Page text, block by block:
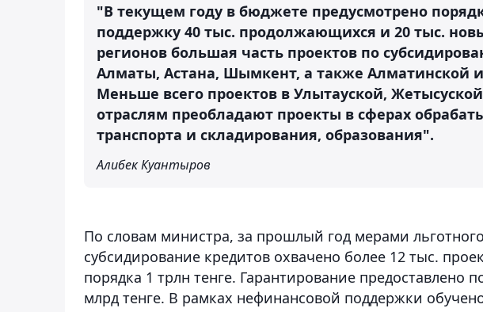
"В текущем году в бюджете предусмотрено
поддержку 40 тыс. продолжающихся и 20 тыс.
регионов большая часть проектов по
Алматы, Астана, Шымкент, а также Алматинской
Меньше всего проектов в Улытауской,
отраслям преобладают проекты в сферах
транспорта и складирования, образования".
Алибек Куантыров
По словам министра, за прошлый год мерами
субсидирование кредитов охвачено более 12 тыс.
порядка 1 трлн тенге. Гарантирование предоставлено
млрд тенге. В рамках нефинансовой поддержки